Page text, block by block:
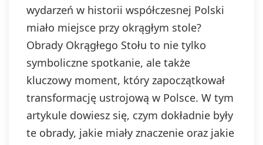
wydarzeń w historii współczesnej Polski
miało miejsce przy okrągłym stole?
Obrady Okrągłego Stołu to nie tylko
symboliczne spotkanie, ale także
kluczowy moment, który zapoczątkował
transformację ustrojową w Polsce. W tym
artykule dowiesz się, czym dokładnie były
te obrady, jakie miały znaczenie oraz jakie